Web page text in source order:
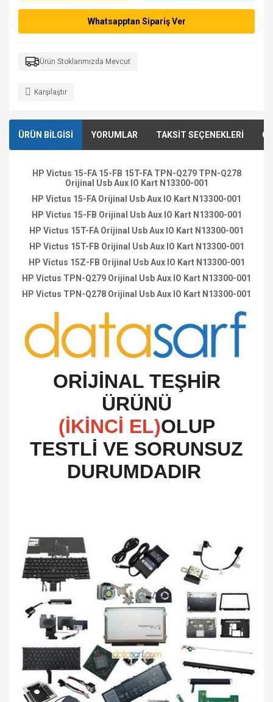
Whatsapptan Sipariş Ver
Ürün Stoklarımızda Mevcut
Karşılaştır
ÜRÜN BİLGİSİ YORUMLAR TAKSİT SEÇENEKLERİ
HP Victus 15-FA 15-FB 15T-FA TPN-Q279 TPN-Q278
Orijinal Usb Aux IO Kart N13300-001
HP Victus 15-FA Orijinal Usb Aux IO Kart N13300-001
HP Victus 15-FB Orijinal Usb Aux IO Kart N13300-001
HP Victus 15T-FA Orijinal Usb Aux IO Kart N13300-001
HP Victus 15T-FB Orijinal Usb Aux IO Kart N13300-001
HP Victus 15Z-FB Orijinal Usb Aux IO Kart N13300-001
HP Victus TPN-Q279 Orijinal Usb Aux IO Kart N13300-001
HP Victus TPN-Q278 Orijinal Usb Aux IO Kart N13300-001
ORİJİNAL TEŞHİR
ÜRÜNÜ
(İKİNCİ EL)OLUP
TESTLİ VE SORUNSUZ
DURUMDADIR